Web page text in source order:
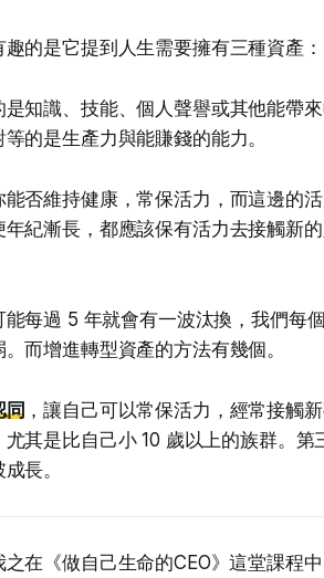
的是它提到人生需要擁有三種資產：
是知識、技能、個人聲譽或其他能帶
的是生產力與能賺錢的能力。
能否維持健康，常保活力，而這邊的
紀漸長，都應該保有活力去接觸新
能每過 5 年就會有一波汰換，我們每
而增進轉型資產的方法有幾個。
同 ，讓自己可以常保活力，經常接觸
其是比自己小 10 歲以上的族群。第
長。
在《做自己生命的CEO》這堂課程